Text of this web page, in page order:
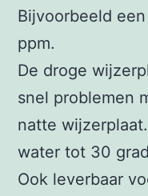
Bijvoorbeeld
ppm.
De droge
snel problemen
natte
water tot 30
Ook leverbaar